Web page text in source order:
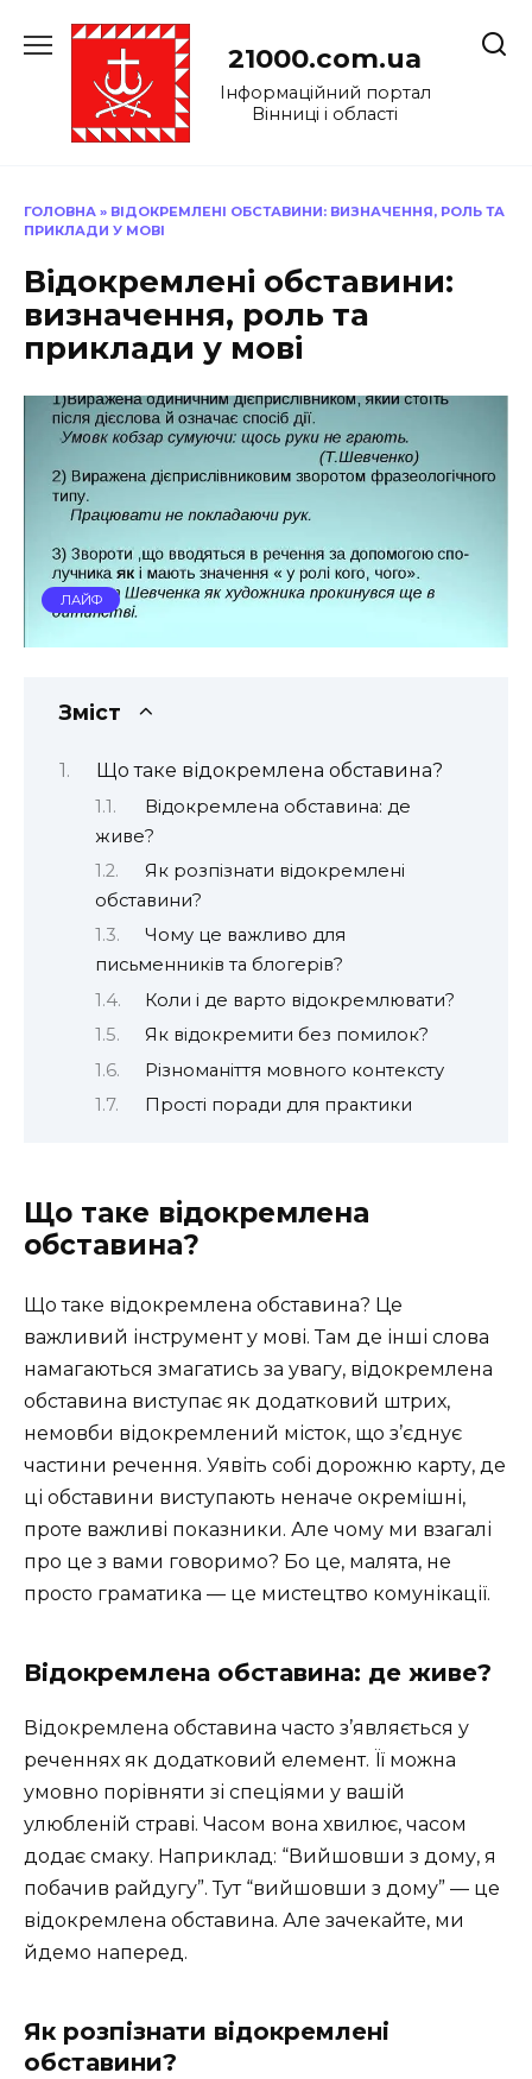
до
21000.com.ua
Інформаційний портал
Вінниці і області
ГОЛОВНА » ВІДОКРЕМЛЕНІ ОБСТАВИНИ: ВИЗНАЧЕННЯ, РОЛЬ ТА
ПРИКЛАДИ У МОВІ
Відокремлені обставини:
визначення, роль та
приклади у мові
ЛАЙФ
Зміст
Що таке відокремлена обставина?
Відокремлена обставина: де
живе?
Як розпізнати відокремлені
обставини?
Чому це важливо для
письменників та блогерів?
Коли і де варто відокремлювати?
Як відокремити без помилок?
Різноманіття мовного контексту
Прості поради для практики
Що таке відокремлена
обставина?
Що таке відокремлена обставина? Це
важливий інструмент у мові. Там де інші слова
намагаються змагатись за увагу, відокремлена
обставина виступає як додатковий штрих,
немовби відокремлений місток, що з’єднує
частини речення. Уявіть собі дорожню карту, де
ці обставини виступають неначе окремішні,
проте важливі показники. Але чому ми взагалі
про це з вами говоримо? Бо це, малята, не
просто граматика — це мистецтво комунікації.
Відокремлена обставина: де живе?
Відокремлена обставина часто з’являється у
реченнях як додатковий елемент. Її можна
умовно порівняти зі спеціями у вашій
улюбленій страві. Часом вона хвилює, часом
додає смаку. Наприклад: “Вийшовши з дому, я
побачив райдугу”. Тут “вийшовши з дому” — це
відокремлена обставина. Але зачекайте, ми
йдемо наперед.
Як розпізнати відокремлені
обставини?